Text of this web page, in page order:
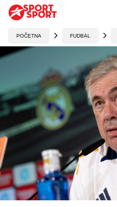
POČETNA FUDBAL